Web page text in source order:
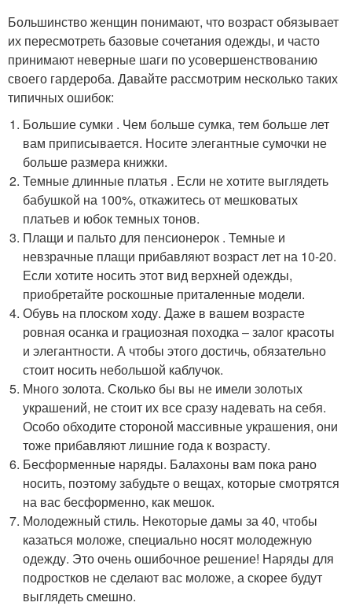
Большинство женщин понимают, что возраст обязывает
их пересмотреть базовые сочетания одежды, и часто
принимают неверные шаги по усовершенствованию
своего гардероба. Давайте рассмотрим несколько таких
типичных ошибок:
Большие сумки . Чем больше сумка, тем больше лет
вам приписывается. Носите элегантные сумочки не
больше размера книжки.
Темные длинные платья . Если не хотите выглядеть
бабушкой на 100%, откажитесь от мешковатых
платьев и юбок темных тонов.
Плащи и пальто для пенсионерок . Темные и
невзрачные плащи прибавляют возраст лет на 10-20.
Если хотите носить этот вид верхней одежды,
приобретайте роскошные приталенные модели.
Обувь на плоском ходу. Даже в вашем возрасте
ровная осанка и грациозная походка – залог красоты
и элегантности. А чтобы этого достичь, обязательно
стоит носить небольшой каблучок.
Много золота. Сколько бы вы не имели золотых
украшений, не стоит их все сразу надевать на себя.
Особо обходите стороной массивные украшения, они
тоже прибавляют лишние года к возрасту.
Бесформенные наряды. Балахоны вам пока рано
носить, поэтому забудьте о вещах, которые смотрятся
на вас бесформенно, как мешок.
Молодежный стиль. Некоторые дамы за 40, чтобы
казаться моложе, специально носят молодежную
одежду. Это очень ошибочное решение! Наряды для
подростков не сделают вас моложе, а скорее будут
выглядеть смешно.